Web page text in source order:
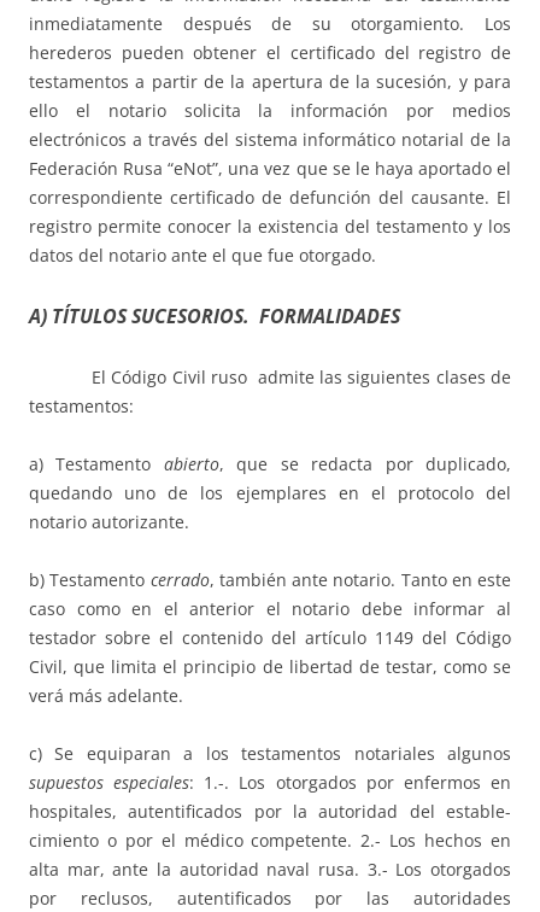
inmediatamente después de su otorgamiento. Los
herederos pueden obtener el certificado del registro de
testamentos a partir de la apertura de la sucesión, y para
ello el notario solicita la información por medios
electrónicos a través del sistema informático notarial de la
Federación Rusa “eNot”, una vez que se le haya aportado el
correspondiente certificado de defunción del causante. El
registro permite conocer la existencia del testamento y los
datos del notario ante el que fue otorgado.
A) TÍTULOS SUCESORIOS. FORMALIDADES
El Código Civil ruso admite las siguientes clases de
testamentos:
a) Testamento abierto, que se redacta por duplicado,
quedando uno de los ejemplares en el protocolo del
notario autorizante.
b) Testamento cerrado, también ante notario. Tanto en este
caso como en el anterior el notario debe informar al
testador sobre el contenido del artículo 1149 del Código
Civil, que limita el principio de libertad de testar, como se
verá más adelante.
c) Se equiparan a los testamentos notariales algunos
supuestos especiales: 1.-. Los otorgados por enfermos en
hospitales, autentificados por la autoridad del estable-
cimiento o por el médico competente. 2.- Los hechos en
alta mar, ante la autoridad naval rusa. 3.- Los otorgados
por reclusos, autentificados por las autoridades